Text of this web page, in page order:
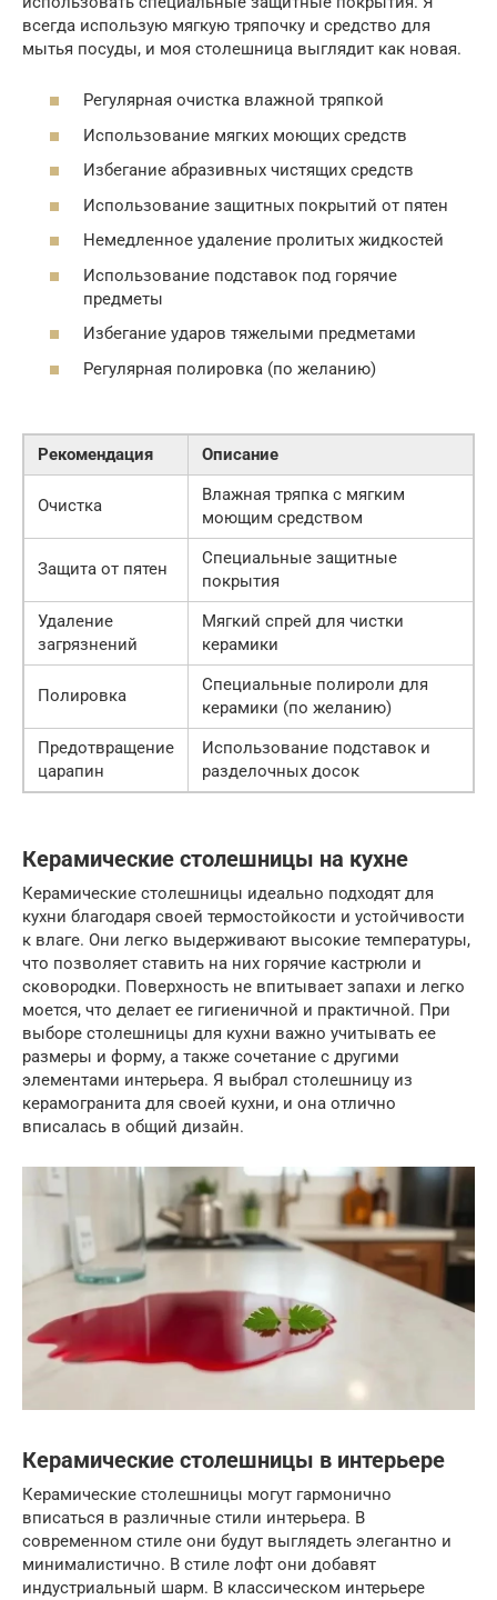
всегда использую мягкую тряпочку и средство для
мытья посуды, и моя столешница выглядит как новая.
Регулярная очистка влажной тряпкой
Использование мягких моющих средств
Избегание абразивных чистящих средств
Использование защитных покрытий от пятен
Немедленное удаление пролитых жидкостей
Использование подставок под горячие
предметы
Избегание ударов тяжелыми предметами
Регулярная полировка (по желанию)
Рекомендация Описание
Очистка
Влажная тряпка с мягким
моющим средством
Защита от пятен
Специальные защитные
покрытия
Удаление
загрязнений
Мягкий спрей для чистки
керамики
Полировка
Специальные полироли для
керамики (по желанию)
Предотвращение
царапин
Использование подставок и
разделочных досок
Керамические столешницы на кухне
Керамические столешницы идеально подходят для
кухни благодаря своей термостойкости и устойчивости
к влаге. Они легко выдерживают высокие температуры,
что позволяет ставить на них горячие кастрюли и
сковородки. Поверхность не впитывает запахи и легко
моется, что делает ее гигиеничной и практичной. При
выборе столешницы для кухни важно учитывать ее
размеры и форму, а также сочетание с другими
элементами интерьера. Я выбрал столешницу из
керамогранита для своей кухни, и она отлично
вписалась в общий дизайн.
Керамические столешницы в интерьере
Керамические столешницы могут гармонично
вписаться в различные стили интерьера. В
современном стиле они будут выглядеть элегантно и
минималистично. В стиле лофт они добавят
индустриальный шарм. В классическом интерьере